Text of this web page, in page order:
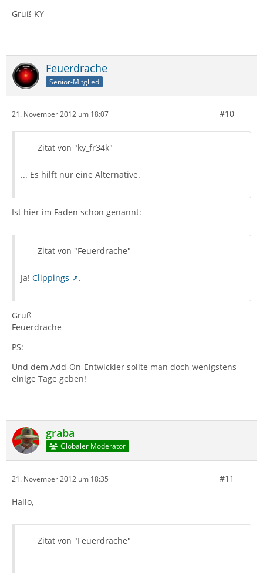
Gruß KY
Feuerdrache
Senior-Mitglied
21. November 2012 um 18:07 #10
Zitat von "ky_fr34k"
... Es hilft nur eine Alternative.
Ist hier im Faden schon genannt:
Zitat von "Feuerdrache"
Ja! Clippings .
Gruß
Feuerdrache
PS:
Und dem Add-On-Entwickler sollte man doch wenigstens
einige Tage geben!
graba
Globaler Moderator
21. November 2012 um 18:35 #11
Hallo,
Zitat von "Feuerdrache"